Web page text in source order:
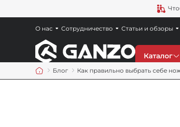
Каталог
О нас Сотрудничество Статьи и обзоры
Блог Как правильно выбрать себе